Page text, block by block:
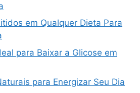
em Qualquer Dieta Para
para Baixar a Glicose em
para Energizar Seu Dia